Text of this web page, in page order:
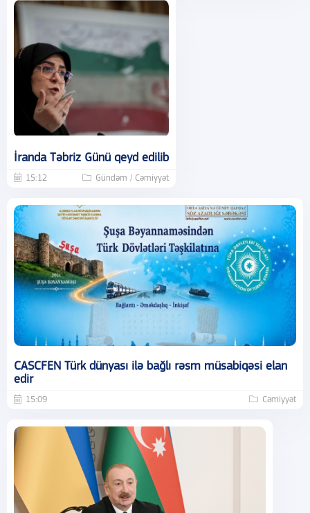
İranda Təbriz Günü qeyd edilib
15:12 Gündəm / Cəmiyyət
CASCFEN Türk dünyası ilə bağlı rəsm müsabiqəsi elan
edir
15:09 Cəmiyyət